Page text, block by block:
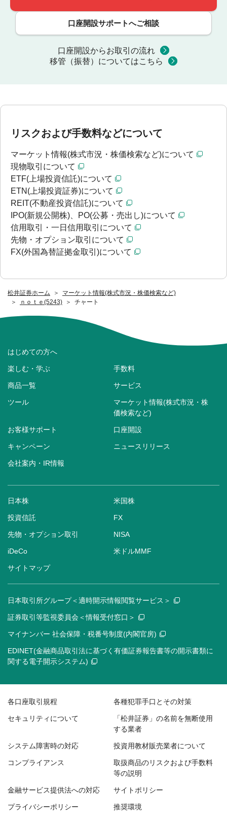
松井証券ホーム
マーケット情報(株式市況・株価検索など)
ｎｏｔｅ(5243)
チャート
口座開設サポートへご相談
口座開設からお取引の流れ
移管（振替）についてはこちら
リスクおよび手数料などについて
マーケット情報(株式市況・株価検索など)について
現物取引について
ETF(上場投資信託)について
ETN(上場投資証券)について
REIT(不動産投資信託)について
IPO(新規公開株)、PO(公募・売出し)について
信用取引・一日信用取引について
先物・オプション取引について
FX(外国為替証拠金取引)について
はじめての方へ
楽しむ・学ぶ 手数料
商品一覧 サービス
ツール
マーケット情報(株式市況・株
価検索など)
お客様サポート 口座開設
キャンペーン ニュースリリース
会社案内・IR情報
日本株 米国株
投資信託 FX
先物・オプション取引 NISA
iDeCo 米ドルMMF
サイトマップ
日本取引所グループ＜適時開示情報閲覧サービス＞
証券取引等監視委員会＜情報受付窓口＞
マイナンバー 社会保障・税番号制度(内閣官房)
EDINET(金融商品取引法に基づく有価証券報告書等の開示書類に
関する電子開示システム)
各口座取引規程 各種犯罪手口とその対策
セキュリティについて
「松井証券」の名前を無断使用
する業者
システム障害時の対応 投資用教材販売業者について
コンプライアンス
取扱商品のリスクおよび手数料
等の説明
金融サービス提供法への対応 サイトポリシー
プライバシーポリシー 推奨環境